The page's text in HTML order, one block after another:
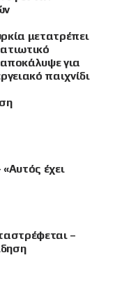
μετατρέπει
για
παιχνίδι
έχει
–